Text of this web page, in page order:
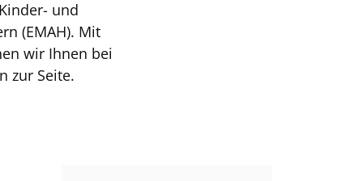
und
(EMAH). Mit
wir Ihnen bei
zur Seite.